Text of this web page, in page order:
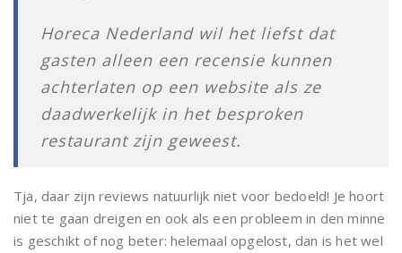
Horeca Nederland wil het liefst dat
gasten alleen een recensie kunnen
achterlaten op een website als ze
daadwerkelijk in het besproken
restaurant zijn geweest.
Tja, daar zijn reviews natuurlijk niet voor bedoeld! Je hoort
niet te gaan dreigen en ook als een probleem in den minne
is geschikt of nog beter: helemaal opgelost, dan is het wel